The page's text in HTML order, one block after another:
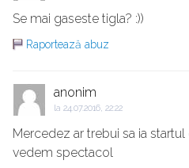
Se mai gaseste tigla? :))
Raportează abuz
anonim
la 24.07.2016, 22:22
Mercedez ar trebui sa ia
vedem spectacol